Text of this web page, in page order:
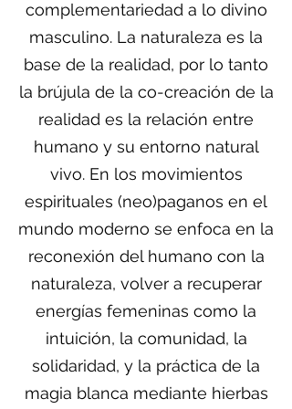
complementariedad a lo divino
masculino. La naturaleza es la
base de la realidad, por lo tanto
la brújula de la co-creación de la
realidad es la relación entre
humano y su entorno natural
vivo. En los movimientos
espirituales (neo)paganos en el
mundo moderno se enfoca en la
reconexión del humano con la
naturaleza, volver a recuperar
energías femeninas como la
intuición, la comunidad, la
solidaridad, y la práctica de la
magia blanca mediante hierbas